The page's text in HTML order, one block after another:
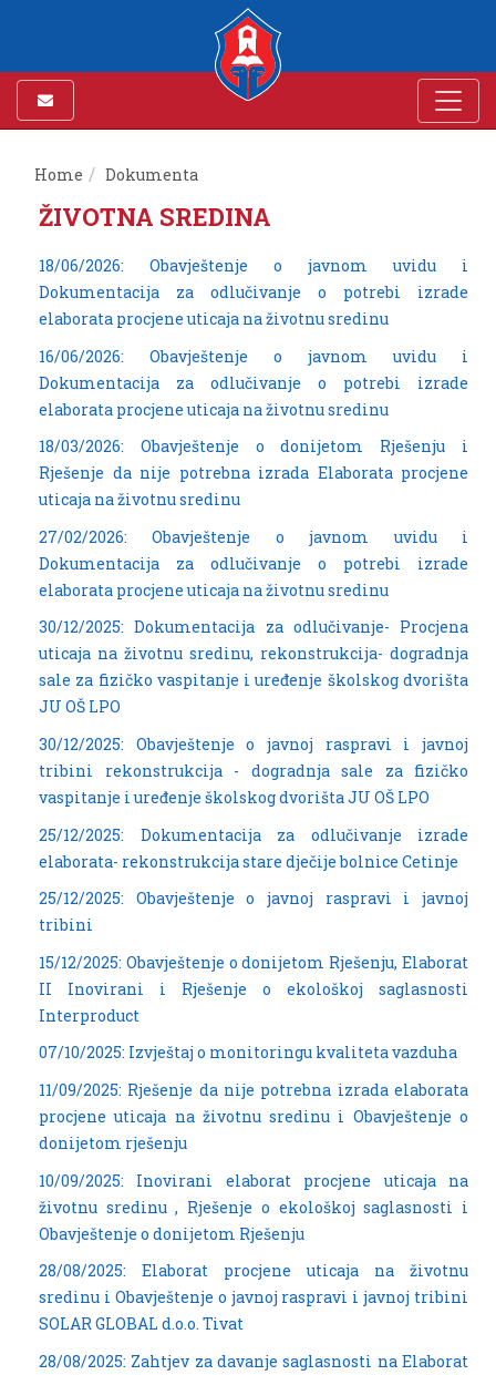
Home Dokumenta
ŽIVOTNA SREDINA
18/06/2026: Obavještenje o javnom uvidu i
Dokumentacija za odlučivanje o potrebi izrade
elaborata procjene uticaja na životnu sredinu
16/06/2026: Obavještenje o javnom uvidu i
Dokumentacija za odlučivanje o potrebi izrade
elaborata procjene uticaja na životnu sredinu
18/03/2026: Obavještenje o donijetom Rješenju i
Rješenje da nije potrebna izrada Elaborata procjene
uticaja na životnu sredinu
27/02/2026: Obavještenje o javnom uvidu i
Dokumentacija za odlučivanje o potrebi izrade
elaborata procjene uticaja na životnu sredinu
30/12/2025: Dokumentacija za odlučivanje- Procjena
uticaja na životnu sredinu, rekonstrukcija- dogradnja
sale za fizičko vaspitanje i uređenje školskog dvorišta
JU OŠ LPO
30/12/2025: Obavještenje o javnoj raspravi i javnoj
tribini rekonstrukcija - dogradnja sale za fizičko
vaspitanje i uređenje školskog dvorišta JU OŠ LPO
25/12/2025: Dokumentacija za odlučivanje izrade
elaborata- rekonstrukcija stare dječije bolnice Cetinje
25/12/2025: Obavještenje o javnoj raspravi i javnoj
tribini
15/12/2025: Obavještenje o donijetom Rješenju, Elaborat
II Inovirani i Rješenje o ekološkoj saglasnosti
Interproduct
07/10/2025: Izvještaj o monitoringu kvaliteta vazduha
11/09/2025: Rješenje da nije potrebna izrada elaborata
procjene uticaja na životnu sredinu i Obavještenje o
donijetom rješenju
10/09/2025: Inovirani elaborat procjene uticaja na
životnu sredinu , Rješenje o ekološkoj saglasnosti i
Obavještenje o donijetom Rješenju
28/08/2025: Elaborat procjene uticaja na životnu
sredinu i Obavještenje o javnoj raspravi i javnoj tribini
SOLAR GLOBAL d.o.o. Tivat
28/08/2025: Zahtjev za davanje saglasnosti na Elaborat